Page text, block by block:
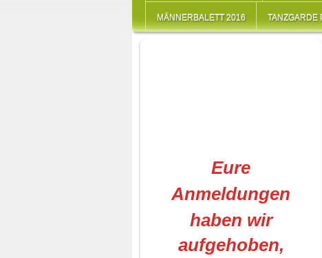
MÄNNERBALETT 2016 TANZGARDE
Eure
Anmeldungen
haben wir
aufgehoben,